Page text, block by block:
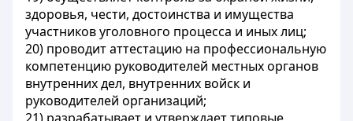
здоровья, чести, достоинства и имущества
участников уголовного процесса и иных лиц;
20) проводит аттестацию на профессиональную
компетенцию руководителей местных органов
внутренних дел, внутренних войск и
руководителей организаций;